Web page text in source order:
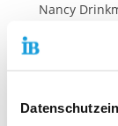
Nancy
willkommen
Backen und